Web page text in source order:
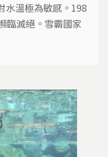
水溫極為敏感。198
臨滅絕。雪霸國家
已經有一萬多
，中研院團隊以從
帶來哪些啟示？